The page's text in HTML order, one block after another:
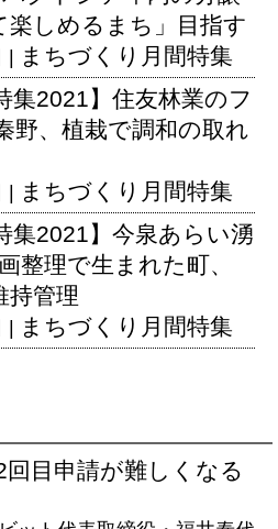
楽しめるまち」目指す
| まちづくり月間特集
集2021】住友林業のフ
野、植栽で調和の取れ
| まちづくり月間特集
集2021】今泉あらい湧
整理で生まれた町、
持管理
| まちづくり月間特集
目申請が難しくなる